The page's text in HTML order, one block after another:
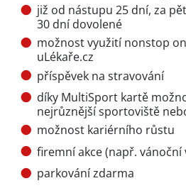
již od nástupu 25 dní, za
30 dní dovolené
možnost využití nonstop
uLékaře.cz
příspěvek na stravování
díky MultiSport kartě
nejrůznější sportoviště
možnost kariérního růstu
firemní akce (např. vánoční
parkování zdarma